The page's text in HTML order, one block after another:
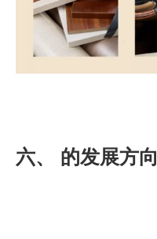
六、 的发展方向